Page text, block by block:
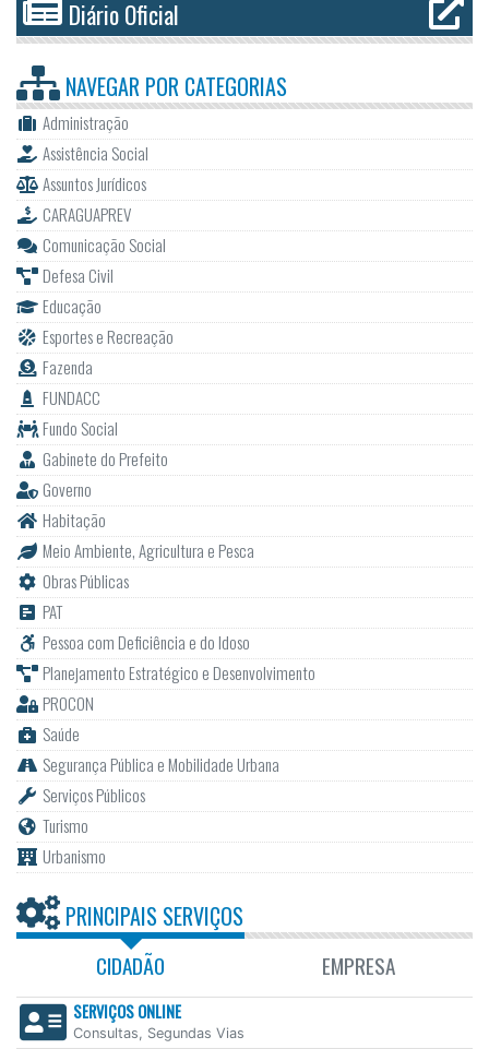
Diário Oficial
NAVEGAR POR CATEGORIAS
Administração
Assistência Social
Assuntos Jurídicos
CARAGUAPREV
Comunicação Social
Defesa Civil
Educação
Esportes e Recreação
Fazenda
FUNDACC
Fundo Social
Gabinete do Prefeito
Governo
Habitação
Meio Ambiente, Agricultura e Pesca
Obras Públicas
PAT
Pessoa com Deficiência e do Idoso
Planejamento Estratégico e Desenvolvimento
PROCON
Saúde
Segurança Pública e Mobilidade Urbana
Serviços Públicos
Turismo
Urbanismo
PRINCIPAIS SERVIÇOS
CIDADÃO EMPRESA
SERVIÇOS ONLINE
Consultas, Segundas Vias